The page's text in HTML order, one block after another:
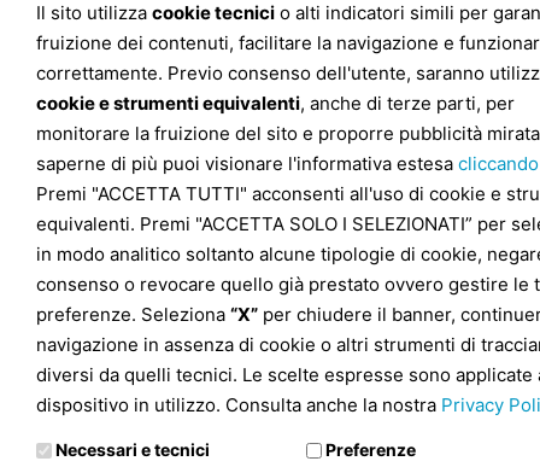
Il sito utilizza cookie tecnici o alti indicatori simili per
fruizione dei contenuti, facilitare la navigazione e
correttamente. Previo consenso dell'utente, saranno
cookie e strumenti equivalenti, anche di terze parti, per
monitorare la fruizione del sito e proporre pubblicità
saperne di più puoi visionare l'informativa estesa
Premi "ACCETTA TUTTI" acconsenti all'uso di cookie e
equivalenti. Premi "ACCETTA SOLO I SELEZIONATI” per
in modo analitico soltanto alcune tipologie di cookie,
consenso o revocare quello già prestato ovvero gestire le
preferenze. Seleziona “X” per chiudere il banner,
navigazione in assenza di cookie o altri strumenti di
diversi da quelli tecnici. Le scelte espresse sono applicate
dispositivo in utilizzo. Consulta anche la nostra Privacy
Necessari e tecnici Preferenze